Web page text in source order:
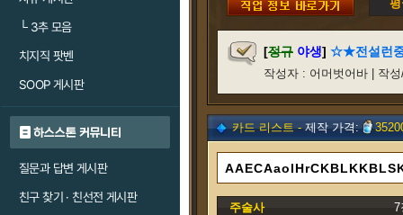
└3추 모음
치지직 팟벤
SOOP 게시판
하스스톤 커뮤니티
질문과 답변 게시판
친구 찾기 · 친선전 게시판
[정규 야생] ☆★전설런
작성자 : 어머벗어바 | 작
카드 리스트 -제작 가격:
주술사
7